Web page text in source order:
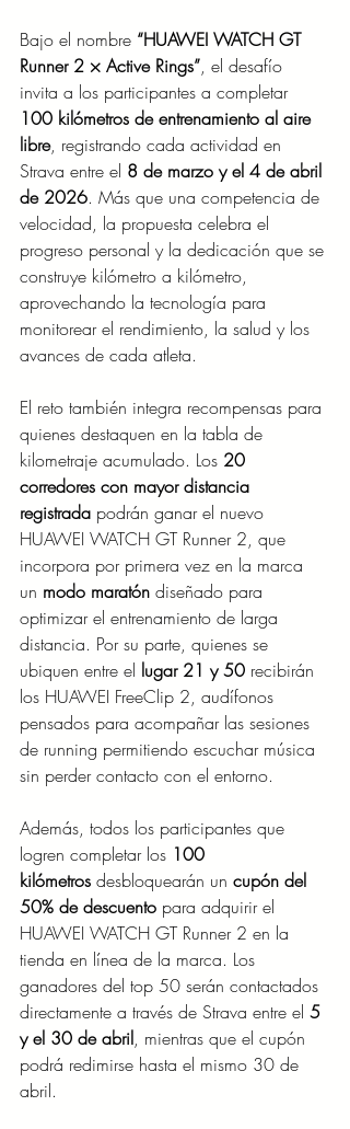
Bajo el nombre “HUAWEI WATCH GT
Runner 2 × Active Rings”, el desafío
invita a los participantes a completar
100 kilómetros de entrenamiento al aire
libre, registrando cada actividad en
Strava entre el 8 de marzo y el 4 de abril
de 2026. Más que una competencia de
velocidad, la propuesta celebra el
progreso personal y la dedicación que se
construye kilómetro a kilómetro,
aprovechando la tecnología para
monitorear el rendimiento, la salud y los
avances de cada atleta.
El reto también integra recompensas para
quienes destaquen en la tabla de
kilometraje acumulado. Los 20
corredores con mayor distancia
registrada podrán ganar el nuevo
HUAWEI WATCH GT Runner 2, que
incorpora por primera vez en la marca
un modo maratón diseñado para
optimizar el entrenamiento de larga
distancia. Por su parte, quienes se
ubiquen entre el lugar 21 y 50 recibirán
los HUAWEI FreeClip 2, audífonos
pensados para acompañar las sesiones
de running permitiendo escuchar música
sin perder contacto con el entorno.
Además, todos los participantes que
logren completar los 100
kilómetros desbloquearán un cupón del
50% de descuento para adquirir el
HUAWEI WATCH GT Runner 2 en la
tienda en línea de la marca. Los
ganadores del top 50 serán contactados
directamente a través de Strava entre el 5
y el 30 de abril, mientras que el cupón
podrá redimirse hasta el mismo 30 de
abril.